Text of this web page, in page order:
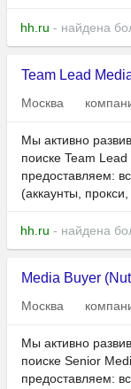
hh.ru - найдена
Team Lead
Москва
Мы активно
поиске Team
предоставляем:
(аккаунты,
hh.ru - найдена
Media Buyer
Москва
Мы активно
поиске Senior
предоставляем: